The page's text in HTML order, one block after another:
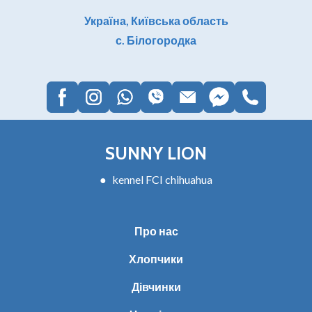
Україна, Київська область
с. Білогородка
SUNNY LION
● kennel FCI chihuahua
Про нас
Хлопчики
Дівчинки